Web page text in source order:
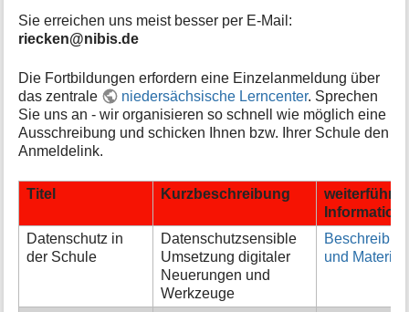
Sie erreichen uns meist besser per E-Mail:
riecken@nibis.de
Die Fortbildungen erfordern eine Einzelanmeldung über
das zentrale
niedersächsische Lerncenter. Sprechen
Sie uns an - wir organisieren so schnell wie möglich eine
Ausschreibung und schicken Ihnen bzw. Ihrer Schule den
Anmeldelink.
Titel Kurzbeschreibung
Datenschutz in
der Schule
Datenschutzsensible
Umsetzung digitaler
Neuerungen und
Werkzeuge
und Material